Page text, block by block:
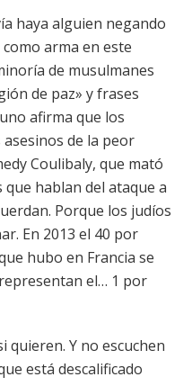
haya alguien negando
arma en este
de musulmanes
de paz» y frases
afirma que los
de la peor
Coulibaly, que mató
hablan del ataque a
Porque los judíos
En 2013 el 40 por
hubo en Francia se
el… 1 por
quieren. Y no escuchen
está descalificado